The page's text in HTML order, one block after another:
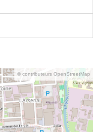
© contributeurs OpenStreetMap